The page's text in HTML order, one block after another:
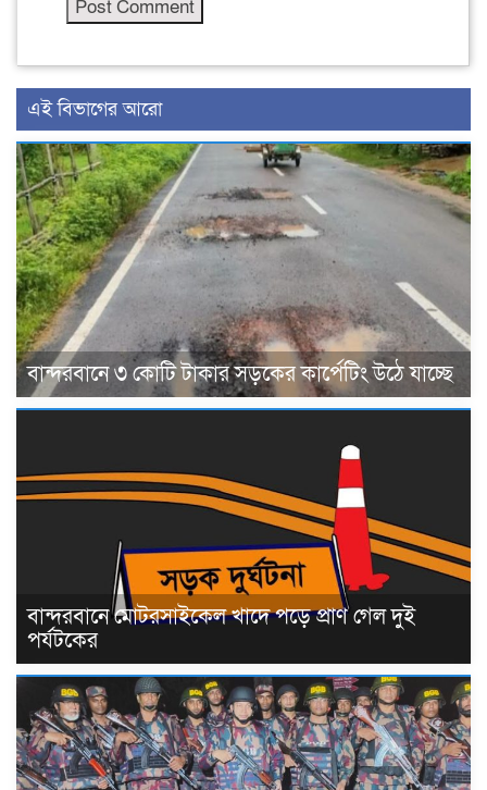
এই বিভাগের আরো
বান্দরবানে ৩ কোটি টাকার সড়কের কার্পেটিং উঠে যাচ্ছে
বান্দরবানে মোটরসাইকেল খাদে পড়ে প্রাণ গেল দুই
পর্যটকের